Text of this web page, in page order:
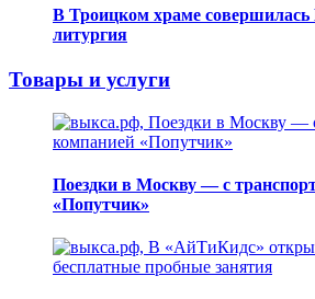
В Троицком храме совершилась
литургия
Товары и услуги
Поездки в Москву — с
«Попутчик»